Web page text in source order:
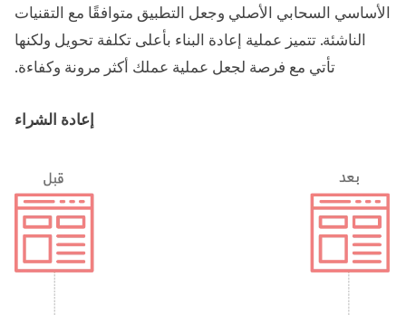
الأساسي السحابي الأصلي وجعل التطبيق متوافقًا مع التقنيات
الناشئة. تتميز عملية إعادة البناء بأعلى تكلفة تحويل ولكنها
تأتي مع فرصة لجعل عملية عملك أكثر مرونة وكفاءة.
إعادة الشراء